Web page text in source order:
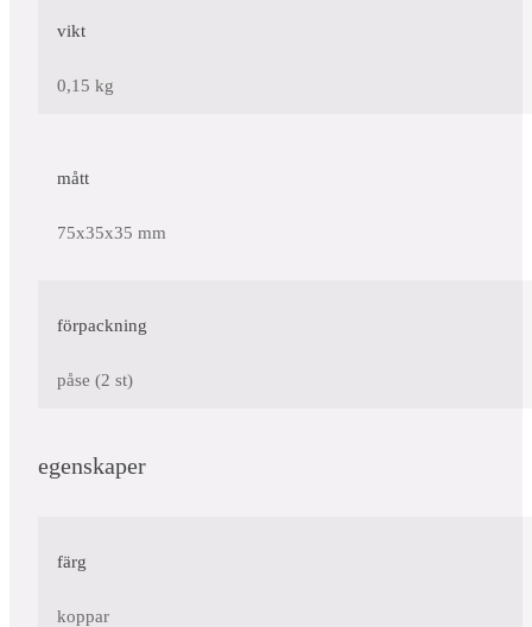
vikt
0,15 kg
mått
75x35x35 mm
förpackning
påse (2 st)
egenskaper
färg
koppar